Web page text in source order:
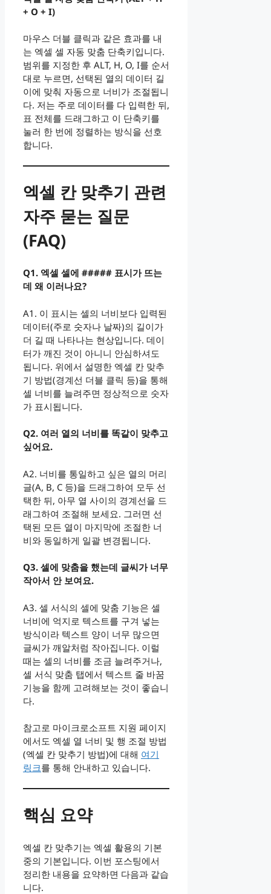
+ O + I)
마우스 더블 클릭과 같은 효과를 내
는 엑셀 셀 자동 맞춤 단축키입니다.
범위를 지정한 후 ALT, H, O, I를 순서
대로 누르면, 선택된 열의 데이터 길
이에 맞춰 자동으로 너비가 조절됩니
다. 저는 주로 데이터를 다 입력한 뒤,
표 전체를 드래그하고 이 단축키를
눌러 한 번에 정렬하는 방식을 선호
합니다.
엑셀 칸 맞추기 관련
자주 묻는 질문
(FAQ)
Q1. 엑셀 셀에 ##### 표시가 뜨는
데 왜 이러나요?
A1. 이 표시는 셀의 너비보다 입력된
데이터(주로 숫자나 날짜)의 길이가
더 길 때 나타나는 현상입니다. 데이
터가 깨진 것이 아니니 안심하셔도
됩니다. 위에서 설명한 엑셀 칸 맞추
기 방법(경계선 더블 클릭 등)을 통해
셀 너비를 늘려주면 정상적으로 숫자
가 표시됩니다.
Q2. 여러 열의 너비를 똑같이 맞추고
싶어요.
A2. 너비를 통일하고 싶은 열의 머리
글(A, B, C 등)을 드래그하여 모두 선
택한 뒤, 아무 열 사이의 경계선을 드
래그하여 조절해 보세요. 그러면 선
택된 모든 열이 마지막에 조절한 너
비와 동일하게 일괄 변경됩니다.
Q3. 셀에 맞춤을 했는데 글씨가 너무
작아서 안 보여요.
A3. 셀 서식의 셀에 맞춤 기능은 셀
너비에 억지로 텍스트를 구겨 넣는
방식이라 텍스트 양이 너무 많으면
글씨가 깨알처럼 작아집니다. 이럴
때는 셀의 너비를 조금 늘려주거나,
셀 서식 맞춤 탭에서 텍스트 줄 바꿈
기능을 함께 고려해보는 것이 좋습니
다.
​참고로 마이크로소프트 지원 페이지
에서도 엑셀 열 너비 및 행 조절 방법
(엑셀 칸 맞추기 방법)에 대해 여기
링크를 통해 안내하고 있습니다.
핵심 요약
엑셀 칸 맞추기는 엑셀 활용의 기본
중의 기본입니다. 이번 포스팅에서
정리한 내용을 요약하면 다음과 같습
니다.